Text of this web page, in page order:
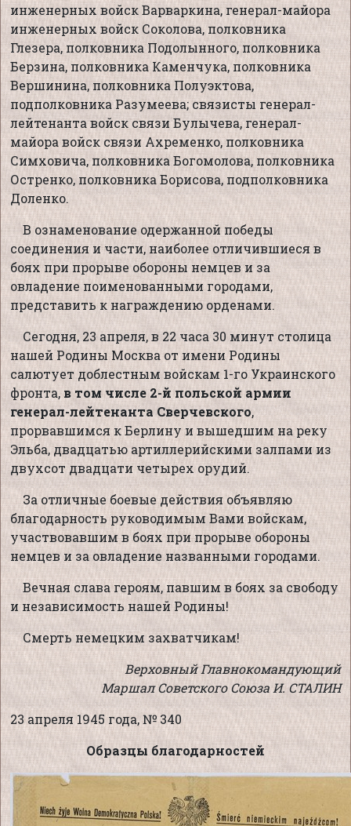
инженерных войск Варваркина, генерал-майора
инженерных войск Соколова, полковника
Глезера, полковника Подолынного, полковника
Берзина, полковника Каменчука, полковника
Вершинина, полковника Полуэктова,
подполковника Разумеева; связисты генерал-
лейтенанта войск связи Булычева, генерал-
майора войск связи Ахременко, полковника
Симховича, полковника Богомолова, полковника
Остренко, полковника Борисова, подполковника
Доленко.
В ознаменование одержанной победы
соединения и части, наиболее отличившиеся в
боях при прорыве обороны немцев и за
овладение поименованными городами,
представить к награждению орденами.
Сегодня, 23 апреля, в 22 часа 30 минут столица
нашей Родины Москва от имени Родины
салютует доблестным войскам 1-го Украинского
фронта,в том числе 2-й польской армии
генерал-лейтенанта Сверчевского,
прорвавшимся к Берлину и вышедшим на реку
Эльба, двадцатью артиллерийскими залпами из
двухсот двадцати четырех орудий.
За отличные боевые действия объявляю
благодарность руководимым Вами войскам,
участвовавшим в боях при прорыве обороны
немцев и за овладение названными городами.
Вечная слава героям, павшим в боях за свободу
и независимость нашей Родины!
Смерть немецким захватчикам!
Верховный Главнокомандующий
Маршал Советского Союза И. СТАЛИН
23 апреля 1945 года, № 340
Образцы благодарностей